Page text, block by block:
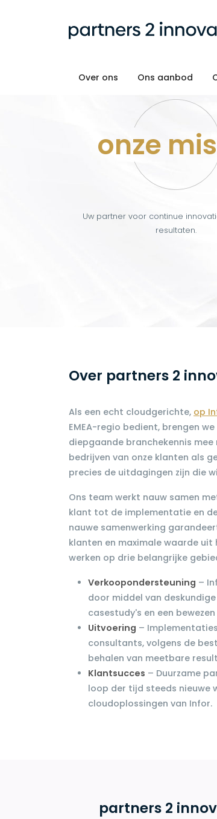
Over ons Ons aanbod
onze
Uw partner voor continue
resultaten.
Over partners 2
Als een echt cloudgerichte, op
EMEA-regio bedient, brengen
diepgaande branchekennis
bedrijven van onze klanten als
precies de uitdagingen zijn die
Ons team werkt nauw samen
klant tot de implementatie en
nauwe samenwerking
klanten en maximale waarde
werken op drie belangrijke
Verkoopondersteuning –
door middel van
casestudy's en een
Uitvoering –
consultants, volgens de
behalen van meetbare
Klantsucces – Duurzame
loop der tijd steeds nieuwe
cloudoplossingen van Infor.
partners 2